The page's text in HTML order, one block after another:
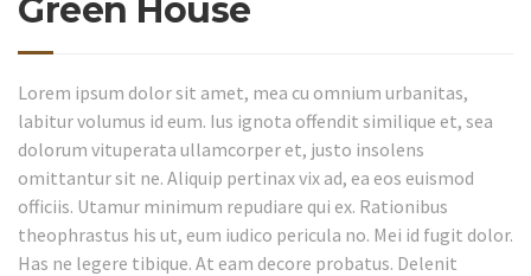
Green House
Lorem ipsum dolor sit amet, mea cu omnium urbanitas,
labitur volumus id eum. Ius ignota offendit similique et, sea
dolorum vituperata ullamcorper et, justo insolens
omittantur sit ne. Aliquip pertinax vix ad, ea eos euismod
officiis. Utamur minimum repudiare qui ex. Rationibus
theophrastus his ut, eum iudico pericula no. Mei id fugit dolor.
Has ne legere tibique. At eam decore probatus. Delenit